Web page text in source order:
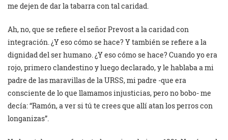
me dejen de dar la tabarra con tal caridad.
Ah, no, que se refiere el señor Prevost a la caridad con
integración. ¿Y eso cómo se hace? Y también se refiere a la
dignidad del ser humano. ¿Y eso cómo se hace? Cuando yo era
rojo, primero clandestino y luego declarado, y le hablaba a mi
padre de las maravillas de la URSS, mi padre -que era
consciente de lo que llamamos injusticias, pero no bobo- me
decía: “Ramón, a ver si tú te crees que allí atan los perros con
longanizas”.